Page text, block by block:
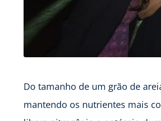
Do tamanho de um grão de
mantendo os nutrientes mais